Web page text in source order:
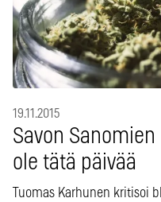
19.11.2015
Savon
ole tätä päivää
Tuomas Karhunen kritisoi